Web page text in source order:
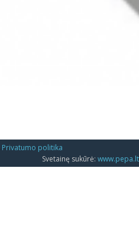
Privatumo politika
Svetainę sukūrė: www.pepa.lt